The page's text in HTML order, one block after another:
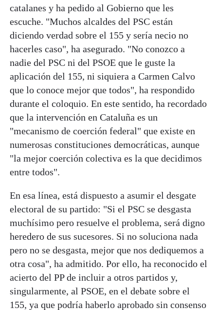
catalanes y ha pedido al Gobierno que les
escuche. "Muchos alcaldes del PSC están
diciendo verdad sobre el 155 y sería necio no
hacerles caso", ha asegurado. "No conozco a
nadie del PSC ni del PSOE que le guste la
aplicación del 155, ni siquiera a Carmen Calvo
que lo conoce mejor que todos", ha respondido
durante el coloquio. En este sentido, ha recordado
que la intervención en Cataluña es un
"mecanismo de coerción federal" que existe en
numerosas constituciones democráticas, aunque
"la mejor coerción colectiva es la que decidimos
entre todos".
En esa línea, está dispuesto a asumir el desgate
electoral de su partido: "Si el PSC se desgasta
muchísimo pero resuelve el problema, será digno
heredero de sus sucesores. Si no soluciona nada
pero no se desgasta, mejor que nos dediquemos a
otra cosa", ha admitido. Por ello, ha reconocido el
acierto del PP de incluir a otros partidos y,
singularmente, al PSOE, en el debate sobre el
155, ya que podría haberlo aprobado sin consenso